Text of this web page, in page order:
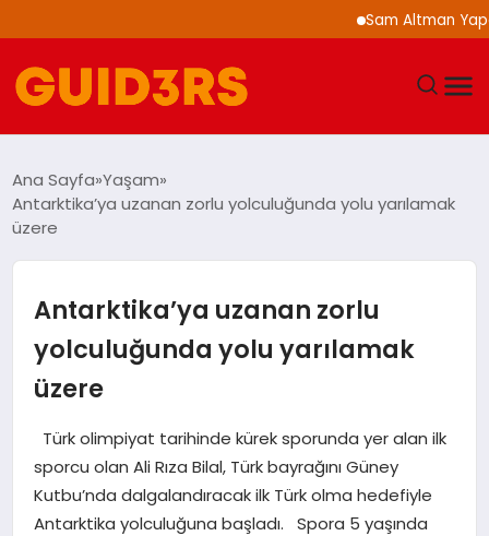
Sam Altman Yapay
SAĞLIK
EKONOMI
MAGAZIN
Ana Sayfa Yaşam
Antarktika’ya uzanan zorlu yolculuğunda yolu yarılamak
üzere
Antarktika’ya uzanan zorlu
yolculuğunda yolu yarılamak
üzere
Türk olimpiyat tarihinde kürek sporunda yer alan ilk
sporcu olan Ali Rıza Bilal, Türk bayrağını Güney
Kutbu’nda dalgalandıracak ilk Türk olma hedefiyle
Antarktika yolculuğuna başladı. Spora 5 yaşında